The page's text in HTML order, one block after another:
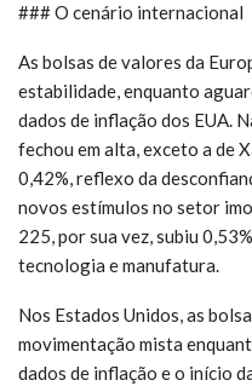
### O cenário internacional
As bolsas de valores da
estabilidade, enquanto
dados de inflação dos EUA.
fechou em alta, exceto a de
0,42%, reflexo da
novos estímulos no setor
225, por sua vez, subiu
tecnologia e manufatura.
Nos Estados Unidos, as
movimentação mista
dados de inflação e o início